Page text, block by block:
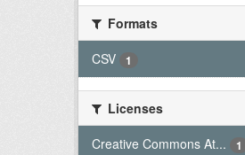
Formats
CSV
1
Licenses
Creative Commons At...
1